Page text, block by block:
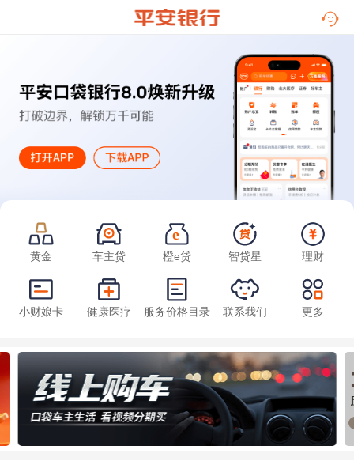
黄金 车主贷 橙e贷 智贷星 理财
小财娘卡 健康医疗 服务价格目录 联系我们 更多